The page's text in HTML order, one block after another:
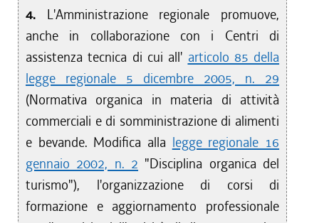
4. L'Amministrazione regionale promuove,
anche in collaborazione con i Centri di
assistenza tecnica di cui all' articolo 85 della
legge regionale 5 dicembre 2005, n. 29
(Normativa organica in materia di attività
commerciali e di somministrazione di alimenti
e bevande. Modifica alla legge regionale 16
gennaio 2002, n. 2 "Disciplina organica del
turismo"), l'organizzazione di corsi di
formazione e aggiornamento professionale